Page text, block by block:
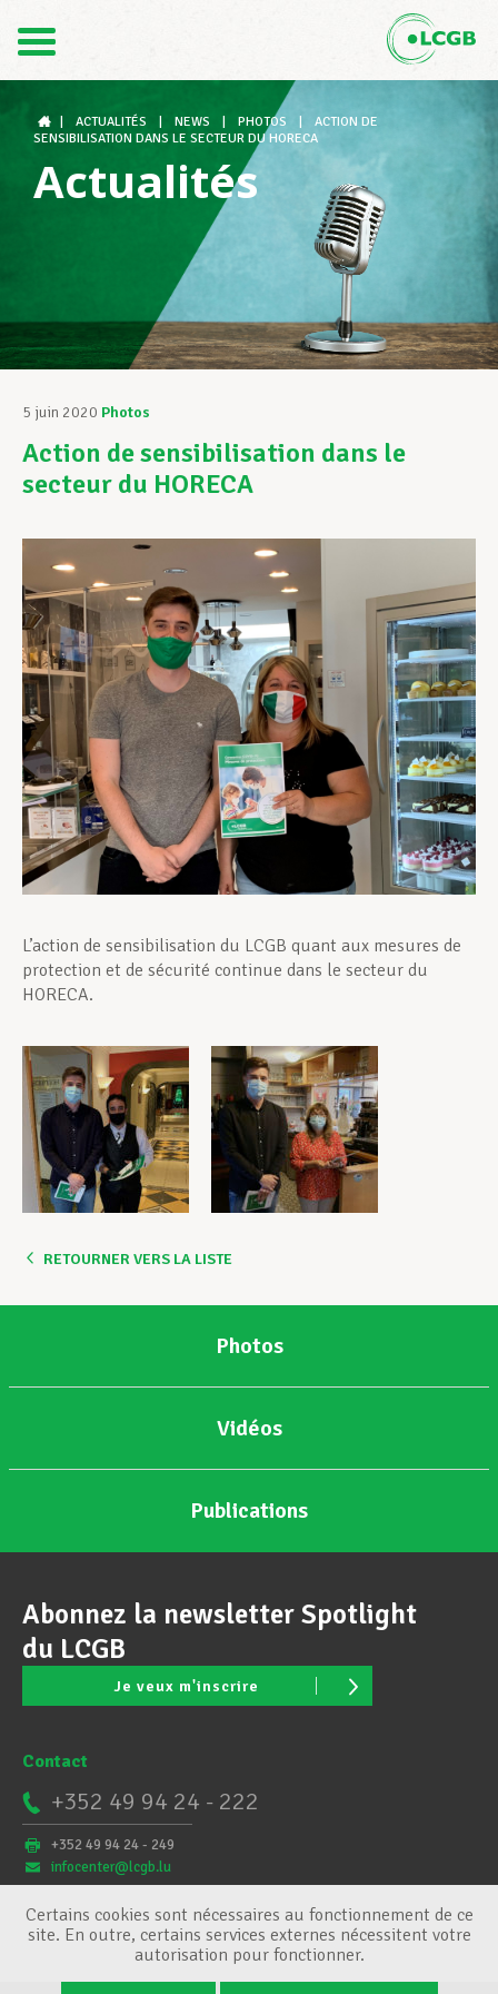
DE
Le LCGB
Structures syndicales
Assistance au Travail
Vos droits
Assistance en vie privée
Développement professionnel
Devenir Membre
Actualités
ACTUALITÉS NEWS PHOTOS
ACTION DE
SENSIBILISATION DANS LE SECTEUR DU HORECA
Actualités
5 juin 2020 Photos
Action de sensibilisation dans le
secteur du HORECA
L’action de sensibilisation du LCGB quant aux mesures de
protection et de sécurité continue dans le secteur du
HORECA.
RETOURNER VERS LA LISTE
Photos
Vidéos
Publications
Abonnez la newsletter Spotlight
du LCGB
Je veux m'inscrire
Contact
+352 49 94 24 - 222
+352 49 94 24 - 249
infocenter@lcgb.lu
Certains cookies sont nécessaires au fonctionnement de ce
site. En outre, certains services externes nécessitent votre
autorisation pour fonctionner.